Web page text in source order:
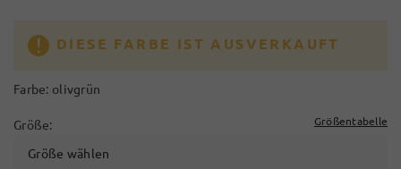
DIESE FARBE IST AUSVERKAUFT
Farbe: olivgrün
Größe: Größentabelle
Größe wählen